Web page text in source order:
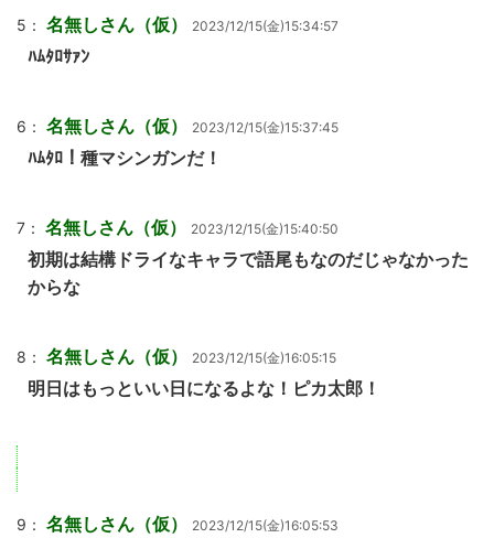
5： 名無しさん（仮） 2023/12/15(金)15:34:57
ﾊﾑﾀﾛｻｧﾝ
6： 名無しさん（仮） 2023/12/15(金)15:37:45
ﾊﾑﾀﾛ！種マシンガンだ！
7： 名無しさん（仮） 2023/12/15(金)15:40:50
初期は結構ドライなキャラで語尾もなのだじゃなかった
からな
8： 名無しさん（仮） 2023/12/15(金)16:05:15
明日はもっといい日になるよな！ピカ太郎！
9： 名無しさん（仮） 2023/12/15(金)16:05:53